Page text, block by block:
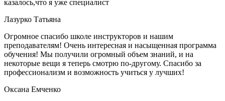
казалось,что я уже специалист
Лазурко Татьяна
Огромное спасибо школе инструкторов и нашим
преподавателям! Очень интересная и насыщенная программа
обучения! Мы получили огромный объем знаний, и на
некоторые вещи я теперь смотрю по-другому. Спасибо за
профессионализм и возможность учиться у лучших!
Оксана Емченко